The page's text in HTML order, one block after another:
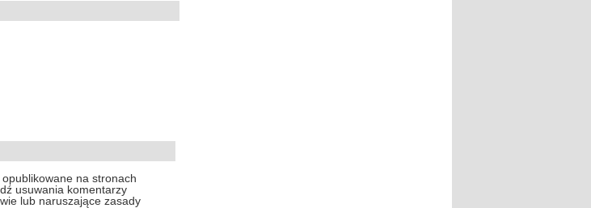
na stronach
usuwania komentarzy
lub naruszające zasady